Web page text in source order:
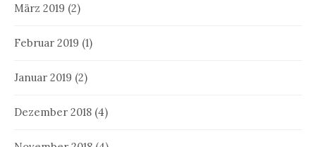
März 2019 (2)
Februar 2019 (1)
Januar 2019 (2)
Dezember 2018 (4)